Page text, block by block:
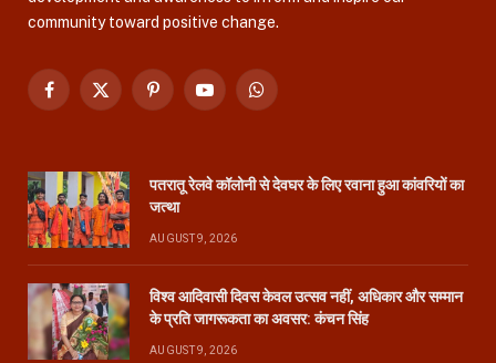
community toward positive change.
Facebook
X
PinterestYouTubeWhatsApp
पतरातू रेलवे कॉलोनी से देवघर के लिए रवाना हुआ कांवरियों का
जत्था
AUGUST 9, 2026
विश्व आदिवासी दिवस केवल उत्सव नहीं, अधिकार और सम्मान
के प्रति जागरूकता का अवसर: कंचन सिंह
AUGUST 9, 2026